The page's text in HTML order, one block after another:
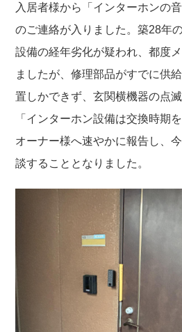
入居者様から「インターホンの
のご連絡が入りました。築28年
設備の経年劣化が疑われ、都度
ましたが、修理部品がすでに供
置しかできず、玄関横機器の点
「インターホン設備は交換時期
オーナー様へ速やかに報告し、
談することとなりました。